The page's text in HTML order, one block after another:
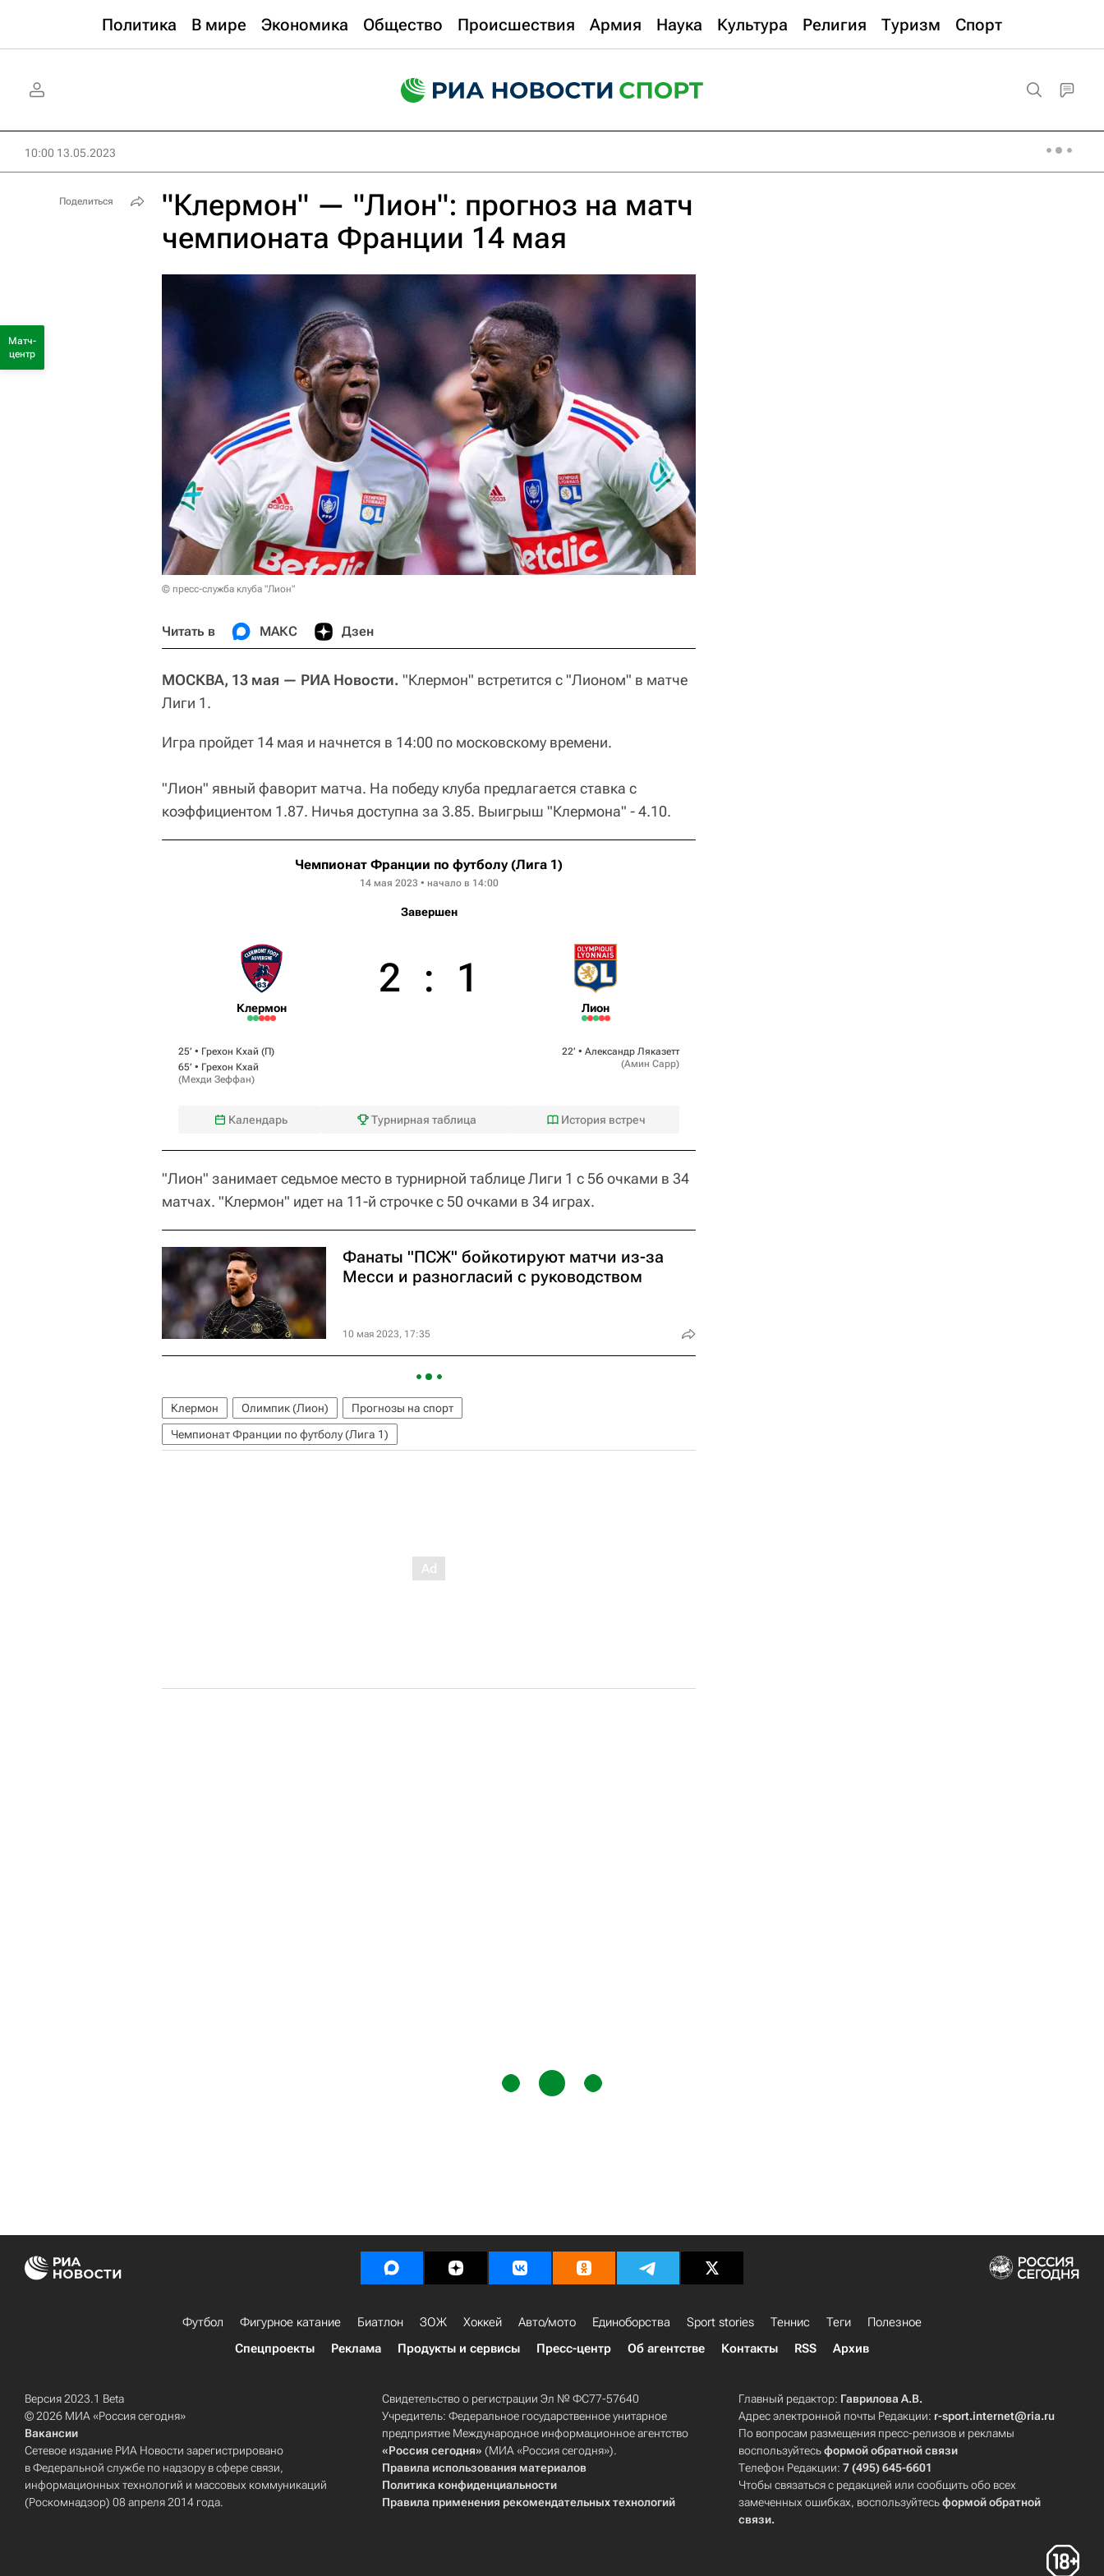
Политика В мире Экономика Общество Происшествия Армия Наука Культура Религия Туризм Спорт
10:00 13.05.2023
"Клермон" — "Лион": прогноз на матч
чемпионата Франции 14 мая
© пресс-служба клуба "Лион"
Читать в МАКС Дзен
МОСКВА, 13 мая — РИА Новости. "Клермон" встретится с "Лионом" в матче
Лиги 1.
Игра пройдет 14 мая и начнется в 14:00 по московскому времени.
"Лион" явный фаворит матча. На победу клуба предлагается ставка с
коэффициентом 1.87. Ничья доступна за 3.85. Выигрыш "Клермона" - 4.10.
Чемпионат Франции по футболу (Лига 1)
14 мая 2023 • начало в 14:00
Завершен
Клермон
2 : 1
Лион
25‎’‎ • Грехон Кхай (П)
65‎’‎ • Грехон Кхай
(Мехди Зеффан)
22‎’‎ • Александр Ляказетт
(Амин Сарр)
Календарь Турнирная таблица История встреч
"Лион" занимает седьмое место в турнирной таблице Лиги 1 с 56 очками в 34
матчах. "Клермон" идет на 11-й строчке с 50 очками в 34 играх.
Фанаты "ПСЖ" бойкотируют матчи из-за
Месси и разногласий с руководством
10 мая 2023, 17:35
Клермон Олимпик (Лион)
Прогнозы на спорт
Чемпионат Франции по футболу (Лига 1)
Поделиться
Матч-
центр
Футбол Фигурное катание Биатлон ЗОЖ Хоккей Авто/мото Единоборства Sport stories Теннис Теги
Полезное
Спецпроекты
Реклама Продукты и сервисы Пресс-центр Об агентстве Контакты RSS Архив
Версия 2023.1 Beta
© 2026 МИА «Россия сегодня»
Вакансии
Сетевое издание РИА Новости зарегистрировано
в Федеральной службе по надзору в сфере связи,
информационных технологий и массовых коммуникаций
(Роскомнадзор) 08 апреля 2014 года.
Свидетельство о регистрации Эл № ФС77-57640
Учредитель: Федеральное государственное унитарное
предприятие Международное информационное агентство
«Россия сегодня» (МИА «Россия сегодня»).
Правила использования материалов
Политика конфиденциальности
Правила применения рекомендательных технологий
Главный редактор: Гаврилова А.В.
Адрес электронной почты Редакции: r-sport.internet@ria.ru
По вопросам размещения пресс-релизов и рекламы
воспользуйтесьформой обратной связи
Телефон Редакции:7 (495) 645-6601
Чтобы связаться с редакцией или сообщить обо всех
замеченных ошибках, воспользуйтесьформой обратной
связи.